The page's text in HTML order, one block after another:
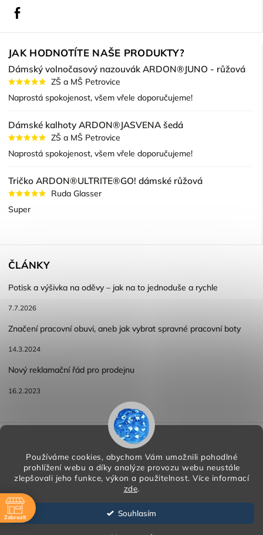
Používáme cookies, abychom Vám umožnili pohodlné
prohlížení webu a díky analýze provozu webu neustále
zlepšovali jeho funkce, výkon a použitelnost. Více informací
zde.
Souhlasím
JAK HODNOTÍTE NAŠE PRODUKTY?
Dámský volnočasový nazouvák ARDON®JUNO - růžová
ZŠ a MŠ Petrovice
Naprostá spokojenost, všem vřele doporučujeme!
Dámské kalhoty ARDON®JASVENA šedá
ZŠ a MŠ Petrovice
Naprostá spokojenost, všem vřele doporučujeme!
Tričko ARDON®ULTRITE®GO! dámské růžová
Ruda Glasser
Super
ČLÁNKY
Potisk a výšivka na oděvy – jak na to jednoduše a rychle
7.7.2026
Značení pracovní obuvi, aneb jak vybrat spravné pracovní boty
14.3.2024
Nový reklamační řád pro prodejnu
16.2.2023
Reklamace a vracení zboží
Podmínky ochrany osobních údajů
Copyright 2026 HORA PP s.r.o.
Shoptet | Design
Zobrazit